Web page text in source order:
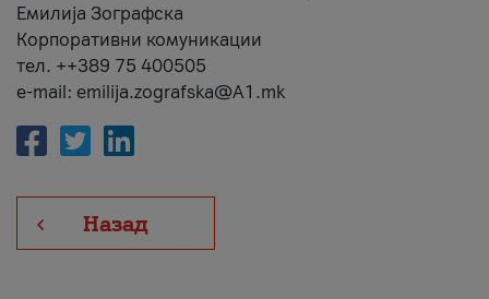
Емилија Зографска
Корпоративни комуникации
тел. ++389 75 400505
e-mail: emilija.zografska@A1.mk
Назад